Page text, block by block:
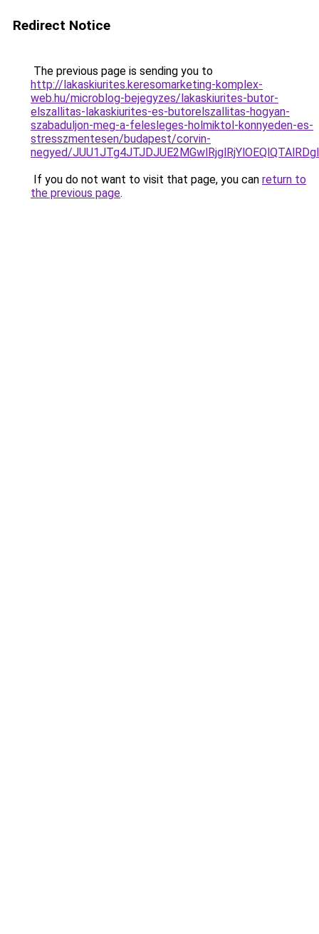
Redirect Notice
The previous page is sending you to
http://lakaskiurites.keresomarketing-komplex-
web.hu/microblog-bejegyzes/lakaskiurites-butor-
elszallitas-lakaskiurites-es-butorelszallitas-hogyan-
szabaduljon-meg-a-felesleges-holmiktol-konnyeden-es-
stresszmentesen/budapest/corvin-
negyed/
If you do not want to visit that page, you can return to
the previous page.